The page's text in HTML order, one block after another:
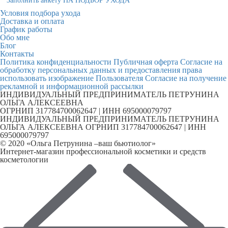
Условия подбора ухода
Доставка и оплата
График работы
Обо мне
Блог
Контакты
Политика конфиденциальности Публичная оферта Согласие на
обработку персональных данных и предоставления права
использовать изображение Пользователя Согласие на получение
рекламной и информационной рассылки
ИНДИВИДУАЛЬНЫЙ ПРЕДПРИНИМАТЕЛЬ ПЕТРУНИНА
ОЛЬГА АЛЕКСЕЕВНА
ОГРНИП 317784700062647 | ИНН 695000079797
ИНДИВИДУАЛЬНЫЙ ПРЕДПРИНИМАТЕЛЬ ПЕТРУНИНА
ОЛЬГА АЛЕКСЕЕВНА ОГРНИП 317784700062647 | ИНН
695000079797
© 2020 «Ольга Петрунина –ваш бьютиолог»
Интернет-магазин профессиональной косметики и средств
косметологии